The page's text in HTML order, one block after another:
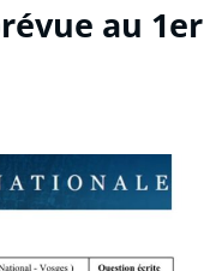
au 1er